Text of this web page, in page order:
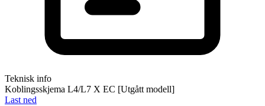
Teknisk info
Koblingsskjema L4/L7 X EC [Utgått modell]
Last ned